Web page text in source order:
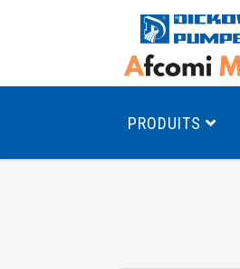
PRODUITS